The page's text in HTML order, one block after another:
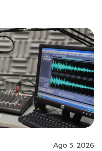
Ago 5, 2026